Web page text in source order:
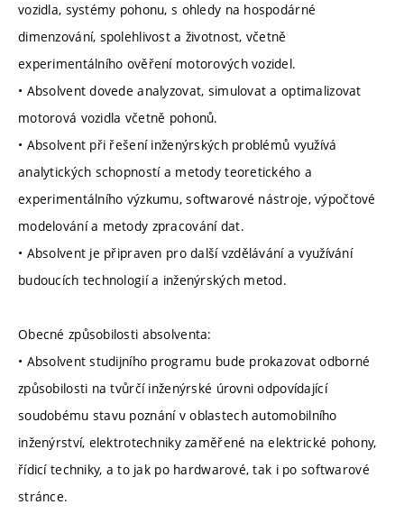
vozidla, systémy pohonu, s ohledy na hospodárné
dimenzování, spolehlivost a životnost, včetně
experimentálního ověření motorových vozidel.
• Absolvent dovede analyzovat, simulovat a optimalizovat
motorová vozidla včetně pohonů.
• Absolvent při řešení inženýrských problémů využívá
analytických schopností a metody teoretického a
experimentálního výzkumu, softwarové nástroje, výpočtové
modelování a metody zpracování dat.
• Absolvent je připraven pro další vzdělávání a využívání
budoucích technologií a inženýrských metod.
Obecné způsobilosti absolventa:
• Absolvent studijního programu bude prokazovat odborné
způsobilosti na tvůrčí inženýrské úrovni odpovídající
soudobému stavu poznání v oblastech automobilního
inženýrství, elektrotechniky zaměřené na elektrické pohony,
řídicí techniky, a to jak po hardwarové, tak i po softwarové
stránce.